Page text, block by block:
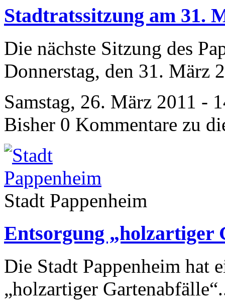
Stadtratssitzung am 31.
Die nächste Sitzung des
Donnerstag, den 31. März
Samstag, 26. März 2011 -
Bisher 0 Kommentare zu
Stadt Pappenheim
Entsorgung „holzartiger
Die Stadt Pappenheim hat
„holzartiger